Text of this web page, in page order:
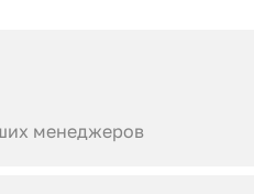
менеджеров